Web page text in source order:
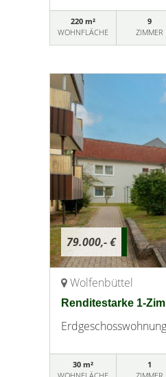
220 m²
WOHNFLÄCHE
9
ZIMMER
79.000,- €
Wolfenbüttel
Renditestarke 1-
Erdgeschosswohnung
30 m²
1